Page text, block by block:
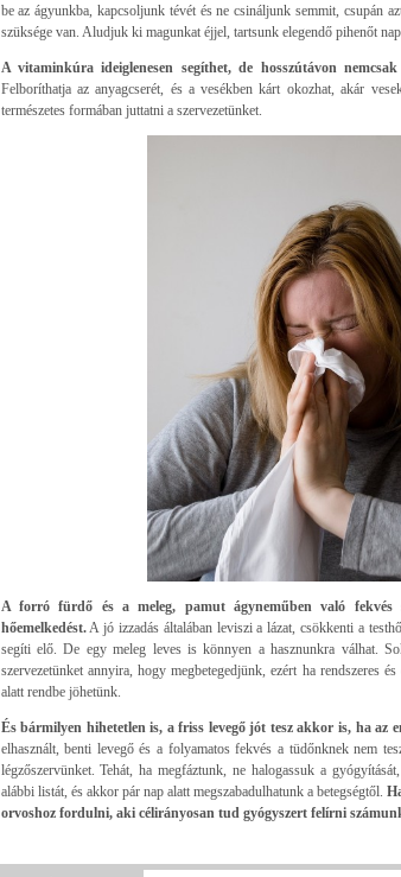
be az ágyunkba, kapcsoljunk tévét és ne csináljunk semmit, csupán
szüksége van. Aludjuk ki magunkat éjjel, tartsunk elegendő pihenőt
A vitaminkúra ideiglenesen segíthet, de hosszútávon
Felboríthatja az anyagcserét, és a vesékben kárt okozhat, akár
természetes formában juttatni a szervezetünket.
A forró fürdő és a meleg, pamut ágyneműben való fekvés
hőemelkedést.A jó izzadás általában leviszi a lázat, csökkenti a
segíti elő. De egy meleg leves is könnyen a hasznunkra válhat.
szervezetünket annyira, hogy megbetegedjünk, ezért ha rendszeres
alatt rendbe jöhetünk.
És bármilyen hihetetlen is, a friss levegő jót tesz akkor is, ha az
elhasznált, benti levegő és a folyamatos fekvés a tüdőnknek nem
légzőszervünket. Tehát, ha megfáztunk, ne halogassuk a
alábbi listát, és akkor pár nap alatt megszabadulhatunk a betegségtől.
orvoshoz fordulni, aki célirányosan tud gyógyszert felírni